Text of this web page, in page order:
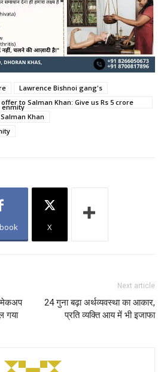
Lawrence Bishnoi gang's
to Salman Khan: Give us Rs 5 crore
enmity
Khan
X
मेकअप
गया
Next article
24 गुना बढ़ा अर्थव्यवस्था का आकार,
प्रति व्यक्ति आय में भी इजाफा